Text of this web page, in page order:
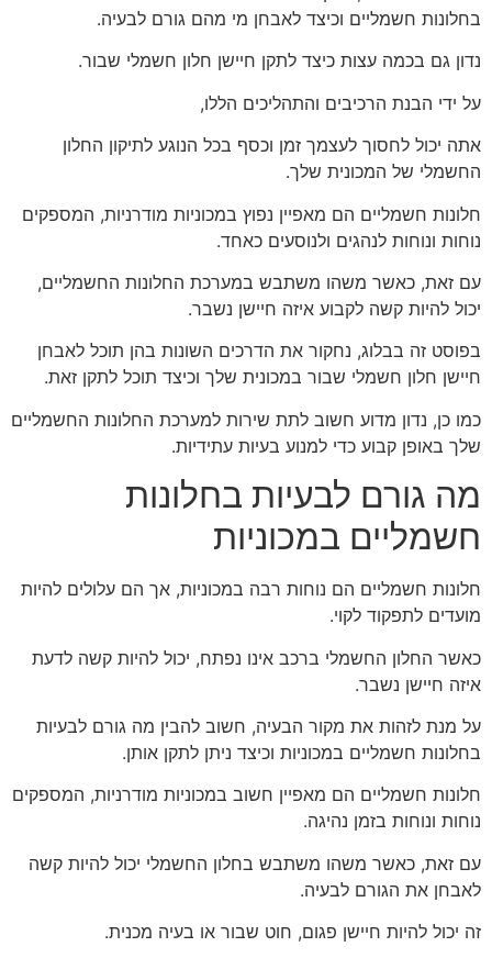
בחלונות חשמליים וכיצד לאבחן מי מהם גורם לבעיה.
נדון גם בכמה עצות כיצד לתקן חיישן חלון חשמלי שבור.
על ידי הבנת הרכיבים והתהליכים הללו,
אתה יכול לחסוך לעצמך זמן וכסף בכל הנוגע לתיקון החלון
החשמלי של המכונית שלך.
חלונות חשמליים הם מאפיין נפוץ במכוניות מודרניות, המספקים
נוחות ונוחות לנהגים ולנוסעים כאחד.
עם זאת, כאשר משהו משתבש במערכת החלונות החשמליים,
יכול להיות קשה לקבוע איזה חיישן נשבר.
בפוסט זה בבלוג, נחקור את הדרכים השונות בהן תוכל לאבחן
חיישן חלון חשמלי שבור במכונית שלך וכיצד תוכל לתקן זאת.
כמו כן, נדון מדוע חשוב לתת שירות למערכת החלונות החשמליים
שלך באופן קבוע כדי למנוע בעיות עתידיות.
מה גורם לבעיות בחלונות
חשמליים במכוניות
חלונות חשמליים הם נוחות רבה במכוניות, אך הם עלולים להיות
מועדים לתפקוד לקוי.
כאשר החלון החשמלי ברכב אינו נפתח, יכול להיות קשה לדעת
איזה חיישן נשבר.
על מנת לזהות את מקור הבעיה, חשוב להבין מה גורם לבעיות
בחלונות חשמליים במכוניות וכיצד ניתן לתקן אותן.
חלונות חשמליים הם מאפיין חשוב במכוניות מודרניות, המספקים
נוחות ונוחות בזמן נהיגה.
עם זאת, כאשר משהו משתבש בחלון החשמלי יכול להיות קשה
לאבחן את הגורם לבעיה.
זה יכול להיות חיישן פגום, חוט שבור או בעיה מכנית.